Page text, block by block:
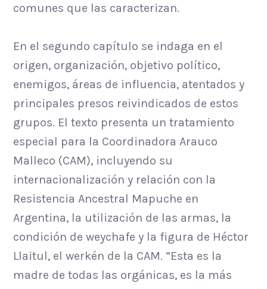
comunes que las caracterizan.
En el segundo capítulo se indaga en el
origen, organización, objetivo político,
enemigos, áreas de influencia, atentados y
principales presos reivindicados de estos
grupos. El texto presenta un tratamiento
especial para la Coordinadora Arauco
Malleco (CAM), incluyendo su
internacionalización y relación con la
Resistencia Ancestral Mapuche en
Argentina, la utilización de las armas, la
condición de weychafe y la figura de Héctor
Llaitul, el werkén de la CAM. “Esta es la
madre de todas las orgánicas, es la más